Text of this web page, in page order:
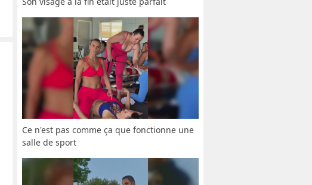
Ce n'est pas comme ça que fonctionne une
salle de sport